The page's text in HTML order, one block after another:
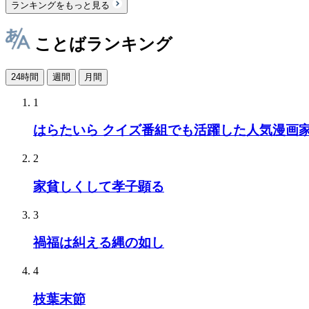
ランキングをもっと見る
ことばランキング
24時間 週間 月間
1
はらたいら クイズ番組でも活躍した人気漫画
2
家貧しくして孝子顕る
3
禍福は糾える縄の如し
4
枝葉末節